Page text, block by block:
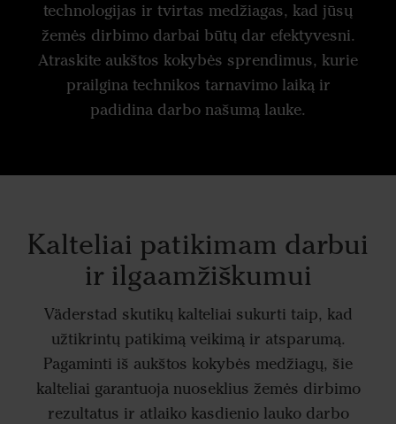
technologijas ir tvirtas medžiagas, kad jūsų
žemės dirbimo darbai būtų dar efektyvesni.
Atraskite aukštos kokybės sprendimus, kurie
prailgina technikos tarnavimo laiką ir
padidina darbo našumą lauke.
Kalteliai patikimam darbui
ir ilgaamžiškumui
Väderstad skutikų kalteliai sukurti taip, kad
užtikrintų patikimą veikimą ir atsparumą.
Pagaminti iš aukštos kokybės medžiagų, šie
kalteliai garantuoja nuoseklius žemės dirbimo
rezultatus ir atlaiko kasdienio lauko darbo